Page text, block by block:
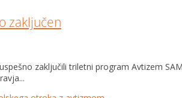
zaključen
zaključili triletni program Avtizem